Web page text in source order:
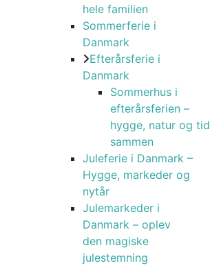
hele familien
Sommerferie i
Danmark
Efterårsferie i
Danmark
Sommerhus i
efterårsferien –
hygge, natur og tid
sammen
Juleferie i Danmark –
Hygge, markeder og
nytår
Julemarkeder i
Danmark – oplev
den magiske
julestemning